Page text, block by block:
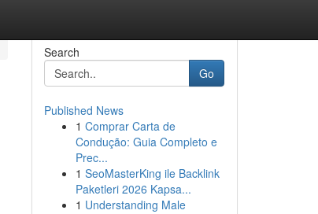
Search
Go
Published News
1 Comprar Carta de
Condução: Guia Completo e
Prec...
1 SeoMasterKing ile Backlink
Paketleri 2026 Kapsa...
1 Understanding Male